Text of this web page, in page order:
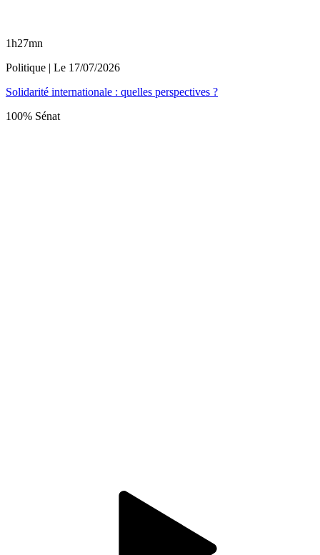
1h27mn
Politique | Le 17/07/2026
Solidarité internationale : quelles perspectives ?
100% Sénat